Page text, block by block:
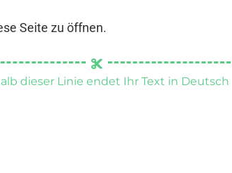
Seite zu öffnen.
dieser Linie endet Ihr Text in Deutsch